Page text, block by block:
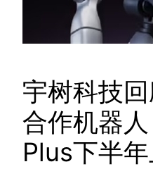
宇树科技
合作机器
Plus下半